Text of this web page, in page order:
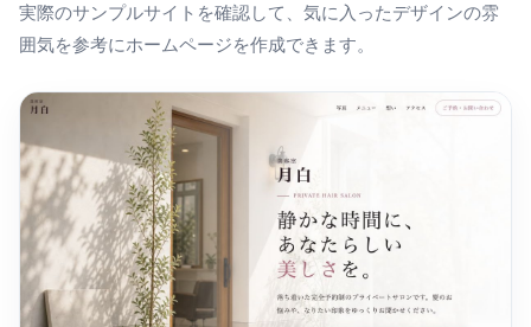
実際のサンプルサイトを確認して、気に入ったデザインの雰
囲気を参考にホームページを作成できます。